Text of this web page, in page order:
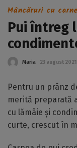
Mâncăruri cu carne
Pui întreg
Maria 23 august
Pentru un prânz
merită preparată
cu lămâie și
curte, crescut în